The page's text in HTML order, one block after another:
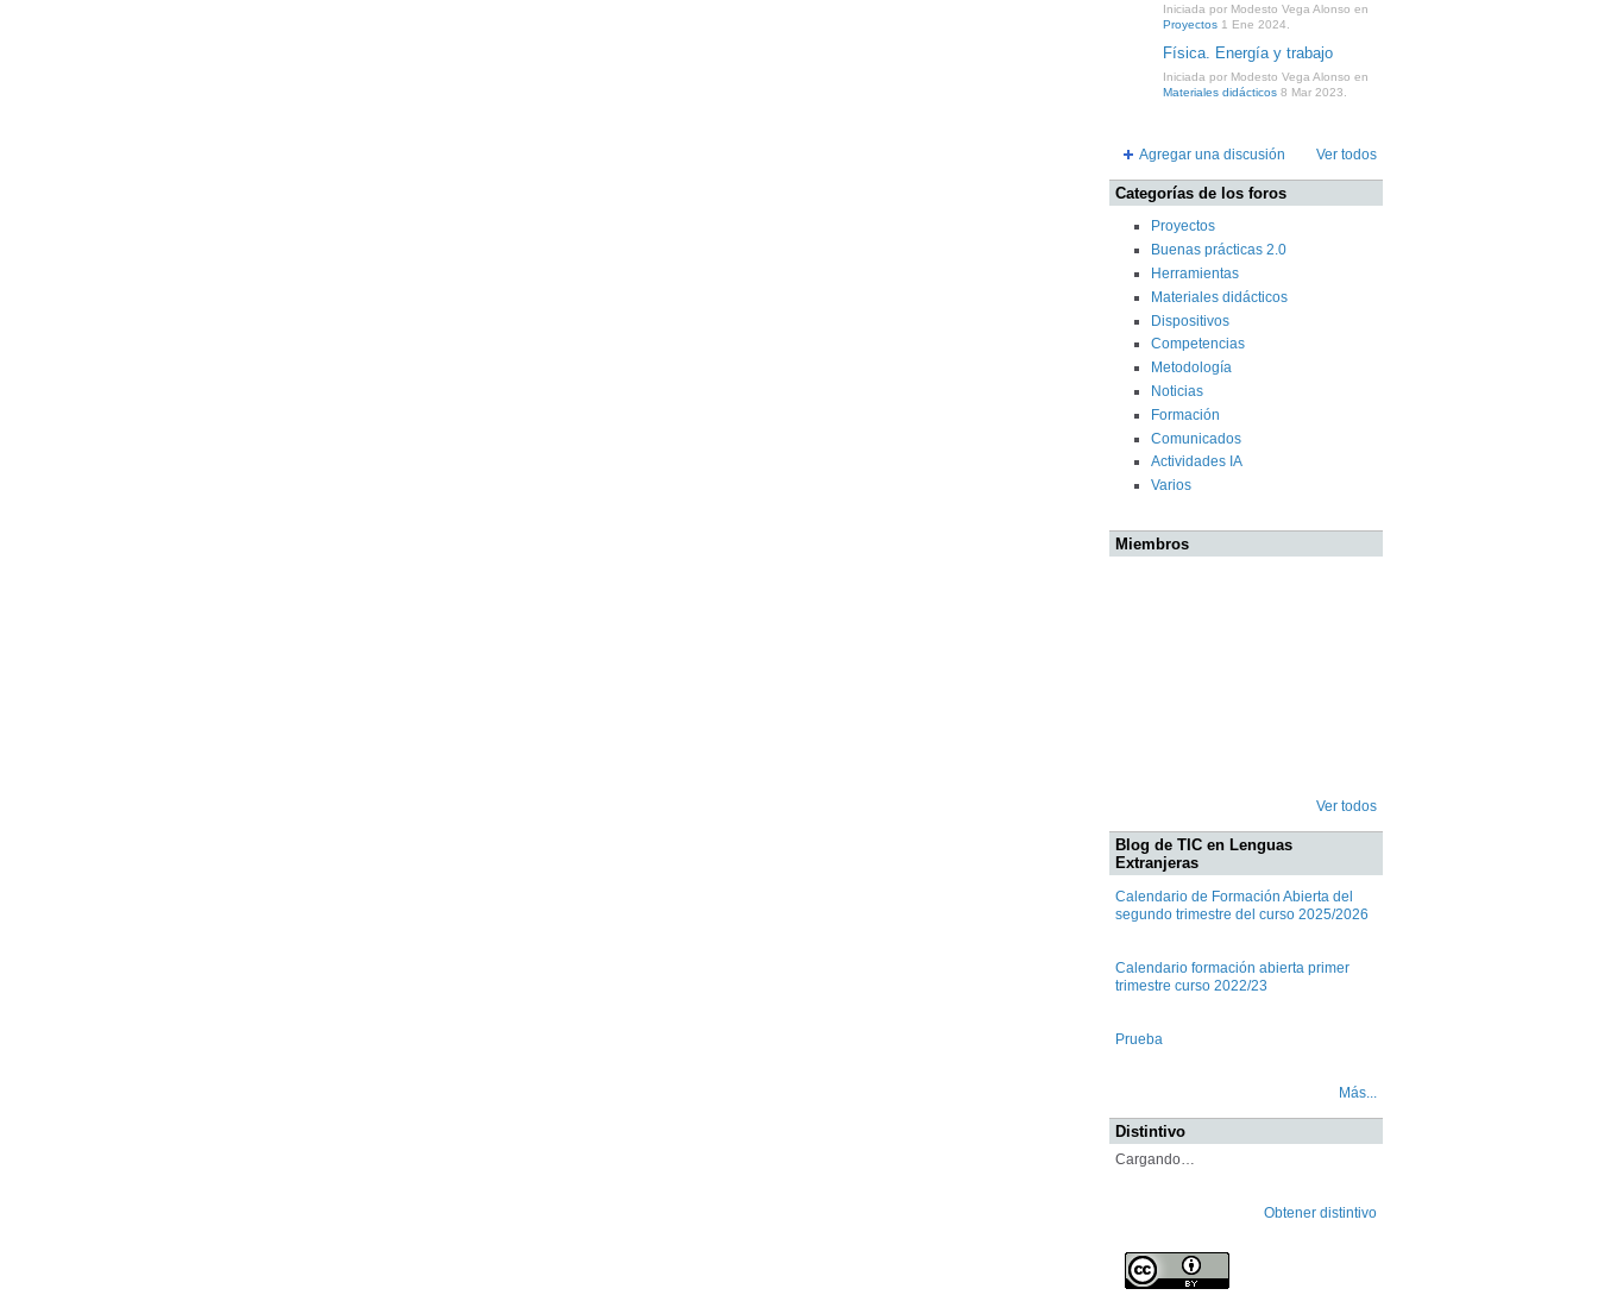
Iniciada por Modesto Vega Alonso en
Proyectos 1 Ene 2024.
Física. Energía y trabajo
Iniciada por Modesto Vega Alonso en
Materiales didácticos 8 Mar 2023.
Agregar una discusión Ver todos
Categorías de los foros
Proyectos
Buenas prácticas 2.0
Herramientas
Materiales didácticos
Dispositivos
Competencias
Metodología
Noticias
Formación
Comunicados
Actividades IA
Varios
Miembros
Ver todos
Blog de TIC en Lenguas
Extranjeras
Calendario de Formación Abierta del
segundo trimestre del curso 2025/2026
Calendario formación abierta primer
trimestre curso 2022/23
Prueba
Más...
Distintivo
Cargando…
Obtener distintivo